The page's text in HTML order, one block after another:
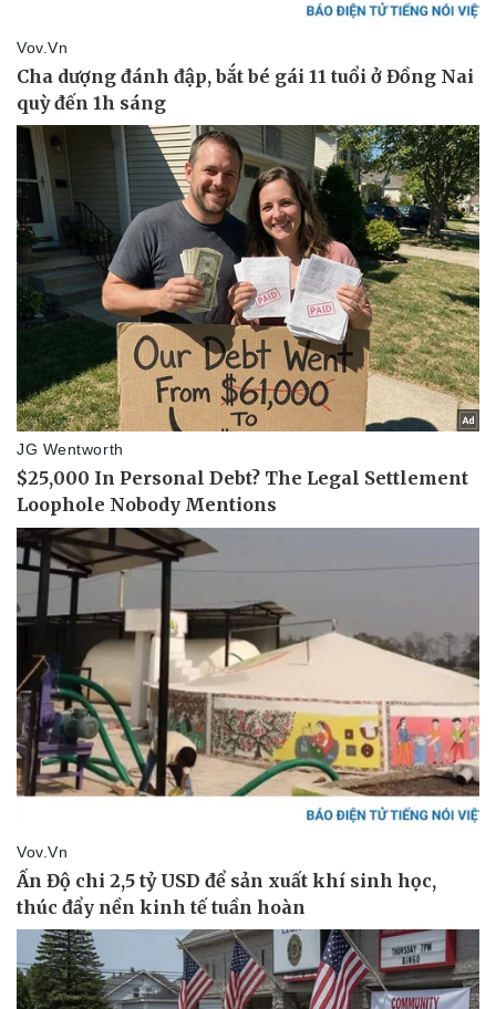
Pháp luật
Vụ án
Quân sự - Quốc phòng
Vũ khí